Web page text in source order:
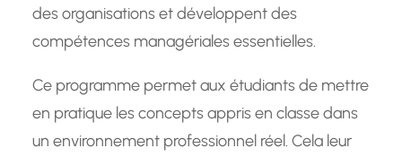
des organisations et développent des
compétences managériales essentielles.
Ce programme permet aux étudiants de mettre
en pratique les concepts appris en classe dans
un environnement professionnel réel. Cela leur